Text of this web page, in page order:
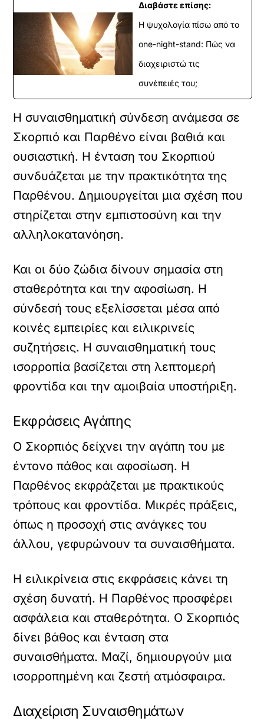
Διαβάστε επίσης:
Η ψυχολογία πίσω από το
one-night-stand: Πώς να
διαχειριστώ τις
συνέπειές του;
Η συναισθηματική σύνδεση ανάμεσα σε
Σκορπιό και Παρθένο είναι βαθιά και
ουσιαστική. Η ένταση του Σκορπιού
συνδυάζεται με την πρακτικότητα της
Παρθένου. Δημιουργείται μια σχέση που
στηρίζεται στην εμπιστοσύνη και την
αλληλοκατανόηση.
Και οι δύο ζώδια δίνουν σημασία στη
σταθερότητα και την αφοσίωση. Η
σύνδεσή τους εξελίσσεται μέσα από
κοινές εμπειρίες και ειλικρινείς
συζητήσεις. Η συναισθηματική τους
ισορροπία βασίζεται στη λεπτομερή
φροντίδα και την αμοιβαία υποστήριξη.
Εκφράσεις Αγάπης
Ο Σκορπιός δείχνει την αγάπη του με
έντονο πάθος και αφοσίωση. Η
Παρθένος εκφράζεται με πρακτικούς
τρόπους και φροντίδα. Μικρές πράξεις,
όπως η προσοχή στις ανάγκες του
άλλου, γεφυρώνουν τα συναισθήματα.
Η ειλικρίνεια στις εκφράσεις κάνει τη
σχέση δυνατή. Η Παρθένος προσφέρει
ασφάλεια και σταθερότητα. Ο Σκορπιός
δίνει βάθος και ένταση στα
συναισθήματα. Μαζί, δημιουργούν μια
ισορροπημένη και ζεστή ατμόσφαιρα.
Διαχείριση Συναισθημάτων